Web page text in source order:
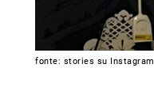
fonte: stories su Instagram